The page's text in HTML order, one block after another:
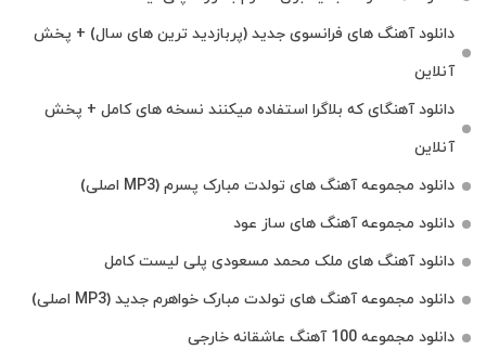
دانلود آهنگ های فرانسوی جدید (پربازدید ترین های سال) + پخش
آنلاین
دانلود آهنگای که بلاگرا استفاده میکنند نسخه های کامل + پخش
آنلاین
دانلود مجموعه آهنگ های تولدت مبارک پسرم (MP3 اصلی)
دانلود مجموعه آهنگ های ساز عود
دانلود آهنگ های ملک‌ محمد مسعودی پلی لیست کامل
دانلود مجموعه آهنگ های تولدت مبارک خواهرم جدید (MP3 اصلی)
دانلود مجموعه 100 آهنگ عاشقانه خارجی